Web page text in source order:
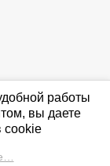
работы
вы даете
cookie